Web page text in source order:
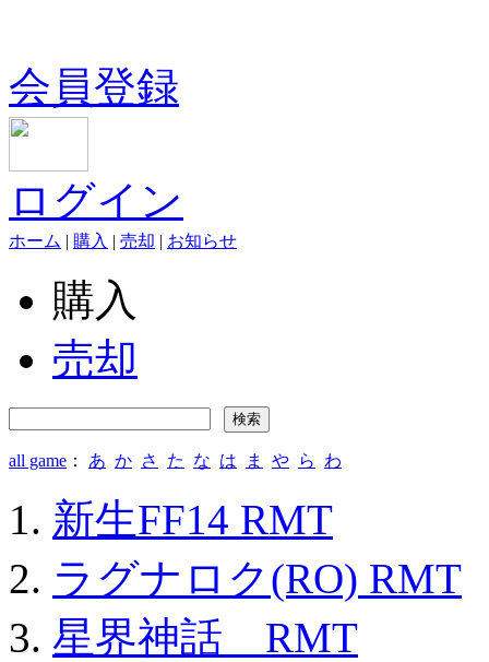
会員登録
ログイン
ホーム | 購入 | 売却 | お知らせ
購入
売却
all game ： あ か さ た な は ま や ら わ
新生FF14 RMT
ラグナロク(RO) RMT
星界神話 RMT